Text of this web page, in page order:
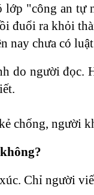
lớp "công an
đuổi ra khỏi
nay chưa có
do người
chống, người
Chỉ người